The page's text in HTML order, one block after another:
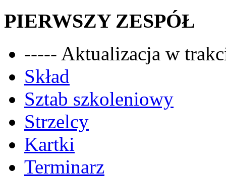
PIERWSZY ZESPÓŁ
----- Aktualizacja w
Skład
Sztab szkoleniowy
Strzelcy
Kartki
Terminarz